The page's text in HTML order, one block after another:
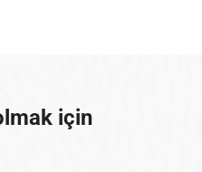
için